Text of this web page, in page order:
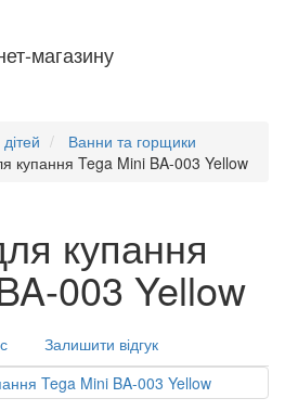
магазину
Ванни та горщики
купання Tega Mini BA-003 Yellow
купання
003 Yellow
Залишити відгук